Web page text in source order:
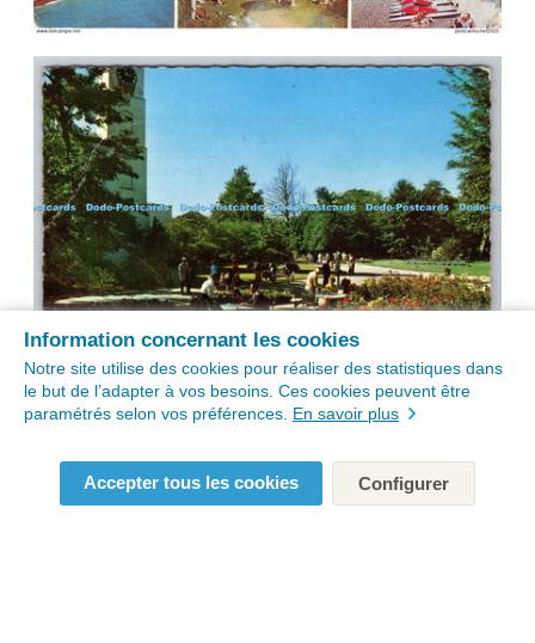
Information concernant les cookies
Notre site utilise des cookies pour réaliser des statistiques dans
le but de l’adapter à vos besoins. Ces cookies peuvent être
paramétrés selon vos préférences. En savoir plus
Accepter tous les cookies Configurer